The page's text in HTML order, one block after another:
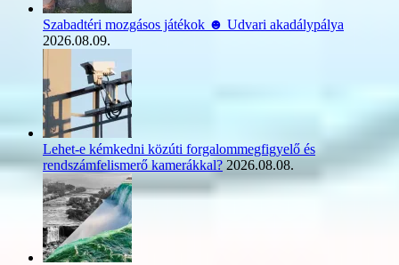
Szabadtéri mozgásos játékok ☻ Udvari akadálypálya
2026.08.09.
Lehet-e kémkedni közúti forgalommegfigyelő és
rendszámfelismerő kamerákkal? 2026.08.08.